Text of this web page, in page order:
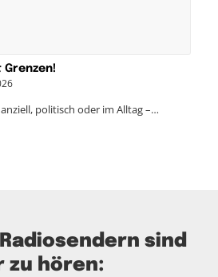
politisch oder im Alltag –…
sind
zu hören: